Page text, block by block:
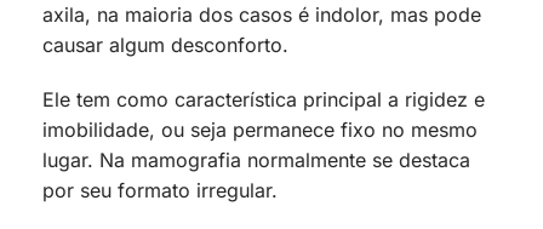
axila, na maioria dos casos é indolor, mas pode
causar algum desconforto.
Ele tem como característica principal a rigidez e
imobilidade, ou seja permanece fixo no mesmo
lugar. Na mamografia normalmente se destaca
por seu formato irregular.